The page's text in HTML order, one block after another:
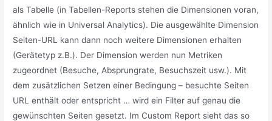
als Tabelle (in Tabellen-Reports stehen die Dimensionen voran,
ähnlich wie in Universal Analytics). Die ausgewählte Dimension
Seiten-URL kann dann noch weitere Dimensionen erhalten
(Gerätetyp z.B.). Der Dimension werden nun Metriken
zugeordnet (Besuche, Absprungrate, Besuchszeit usw.). Mit
dem zusätzlichen Setzen einer Bedingung – besuchte Seiten
URL enthält oder entspricht … wird ein Filter auf genau die
gewünschten Seiten gesetzt. Im Custom Report sieht das so